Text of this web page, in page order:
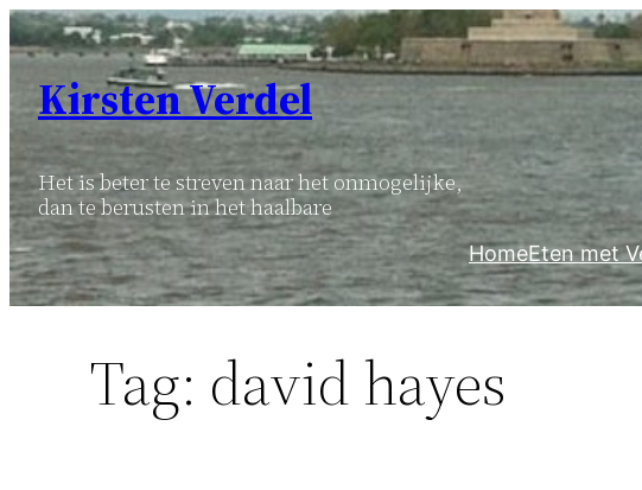
Ga
naar
inhoud
Kirsten Verdel
Het is beter te streven naar het onmogelijke,
dan te berusten in het haalbare
HomeEten met
Tag: david hayes